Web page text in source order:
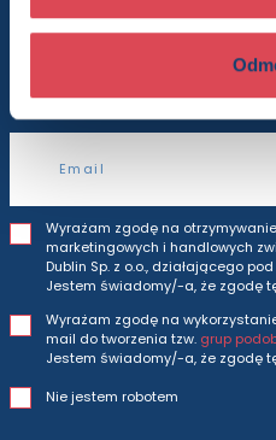
Będziesz otrzymywać
prosto do
Wyrażam zgodę na
marketingowych i handlowych
Dublin Sp. z o.o., działającego
Jestem świadomy/-a, że zgodę
Wyrażam zgodę na
mail do tworzenia tzw. grup
Jestem świadomy/-a, że zgodę
Nie jestem robotem